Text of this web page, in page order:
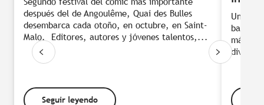
después del de Angoulême, Quai des Bulles
desembarca cada otoño, en octubre, en Saint-
Malo. Editores, autores y jóvenes talentos,...
Seguir leyendo
Una
bahía,
más